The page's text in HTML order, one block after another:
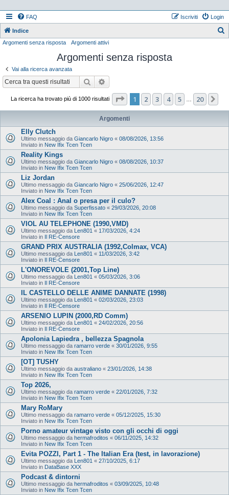
FAQ Login
Iscriviti
Indice
Argomenti senza risposta Argomenti attivi
Argomenti senza risposta
Vai alla ricerca avanzata
Cerca
La ricerca ha trovato più di 1000 risultati Pagina di 20
1 2 3 4 5 20
Argomenti
Elly Clutch
Ultimo messaggio da Giancarlo Nigro « 08/08/2026, 13:56
Inviato in New Ifix Tcen Tcen
Reality Kings
Ultimo messaggio da Giancarlo Nigro « 08/08/2026, 10:37
Inviato in New Ifix Tcen Tcen
Liz Jordan
Ultimo messaggio da Giancarlo Nigro « 25/06/2026, 12:47
Inviato in New Ifix Tcen Tcen
Alex Coal : Anal o presa per il culo?
Ultimo messaggio da Superfissato « 29/03/2026, 20:08
Inviato in New Ifix Tcen Tcen
VIOL AU TELEPHONE (1990,VMD)
Ultimo messaggio da Len801 « 17/03/2026, 4:24
Inviato in Il RE-Censore
GRAND PRIX AUSTRALIA (1992,Colmax, VCA)
Ultimo messaggio da Len801 « 11/03/2026, 3:42
Inviato in Il RE-Censore
L'ONOREVOLE (2001,Top Line)
Ultimo messaggio da Len801 « 05/03/2026, 3:06
Inviato in Il RE-Censore
IL CASTELLO DELLE ANIME DANNATE (1998)
Ultimo messaggio da Len801 « 02/03/2026, 23:03
Inviato in Il RE-Censore
ARSENIO LUPIN (2000,RD Comm)
Ultimo messaggio da Len801 « 24/02/2026, 20:56
Inviato in Il RE-Censore
Apolonia Lapiedra , bellezza Spagnola
Ultimo messaggio da ramarro verde « 30/01/2026, 9:55
Inviato in New Ifix Tcen Tcen
[OT] TUSHY
Ultimo messaggio da australiano « 23/01/2026, 14:38
Inviato in New Ifix Tcen Tcen
Top 2026,
Ultimo messaggio da ramarro verde « 22/01/2026, 7:32
Inviato in New Ifix Tcen Tcen
Mary RoMary
Ultimo messaggio da ramarro verde « 05/12/2025, 15:30
Inviato in New Ifix Tcen Tcen
Porno amateur vintage visto con gli occhi di oggi
Ultimo messaggio da hermafroditos « 06/11/2025, 14:32
Inviato in New Ifix Tcen Tcen
Evita POZZI, Part 1 - The Italian Era (test, in lavorazione)
Ultimo messaggio da Len801 « 27/10/2025, 6:17
Inviato in DataBase XXX
Podcast & dintorni
Ultimo messaggio da hermafroditos « 03/09/2025, 10:48
Inviato in New Ifix Tcen Tcen